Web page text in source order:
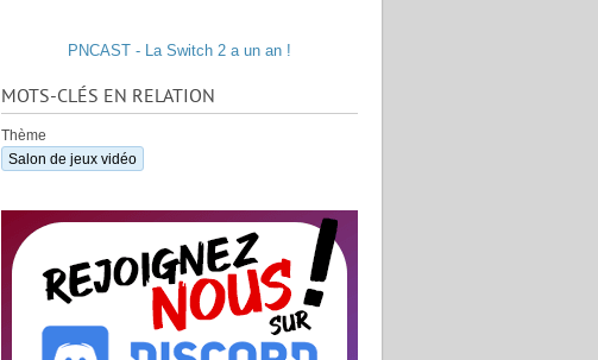
PNCAST - La Switch 2 a un an !
MOTS-CLÉS EN RELATION
Thème
Salon de jeux vidéo